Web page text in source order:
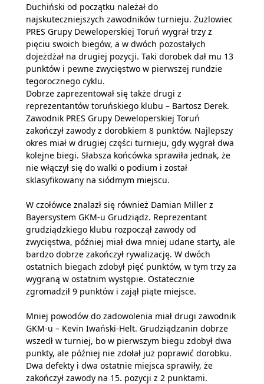
Duchiński od początku należał do
najskuteczniejszych zawodników turnieju. Żużlowiec
PRES Grupy Deweloperskiej Toruń wygrał trzy z
pięciu swoich biegów, a w dwóch pozostałych
dojeżdżał na drugiej pozycji. Taki dorobek dał mu 13
punktów i pewne zwycięstwo w pierwszej rundzie
tegorocznego cyklu.
Dobrze zaprezentował się także drugi z
reprezentantów toruńskiego klubu – Bartosz Derek.
Zawodnik PRES Grupy Deweloperskiej Toruń
zakończył zawody z dorobkiem 8 punktów. Najlepszy
okres miał w drugiej części turnieju, gdy wygrał dwa
kolejne biegi. Słabsza końcówka sprawiła jednak, że
nie włączył się do walki o podium i został
sklasyfikowany na siódmym miejscu.
W czołówce znalazł się również Damian Miller z
Bayersystem GKM-u Grudziądz. Reprezentant
grudziądzkiego klubu rozpoczął zawody od
zwycięstwa, później miał dwa mniej udane starty, ale
bardzo dobrze zakończył rywalizację. W dwóch
ostatnich biegach zdobył pięć punktów, w tym trzy za
wygraną w ostatnim występie. Ostatecznie
zgromadził 9 punktów i zajął piąte miejsce.
Mniej powodów do zadowolenia miał drugi zawodnik
GKM-u – Kevin Iwański-Helt. Grudziądzanin dobrze
wszedł w turniej, bo w pierwszym biegu zdobył dwa
punkty, ale później nie zdołał już poprawić dorobku.
Dwa defekty i dwa ostatnie miejsca sprawiły, że
zakończył zawody na 15. pozycji z 2 punktami.